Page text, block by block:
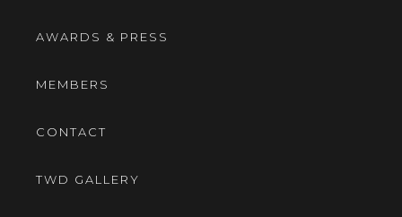
AWARDS & PRESS
MEMBERS
CONTACT
TWD GALLERY